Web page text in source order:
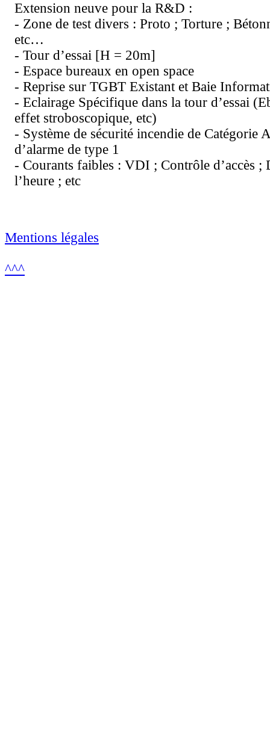
Extension neuve pour la R&D :
- Zone de test divers : Proto ; Torture ;
etc…
- Tour d’essai [H = 20m]
- Espace bureaux en open space
- Reprise sur TGBT Existant et Baie
- Eclairage Spécifique dans la tour d’essai
effet stroboscopique, etc)
- Système de sécurité incendie de Catégorie
d’alarme de type 1
- Courants faibles : VDI ; Contrôle d’accès ;
l’heure ; etc
Mentions légales
^^^